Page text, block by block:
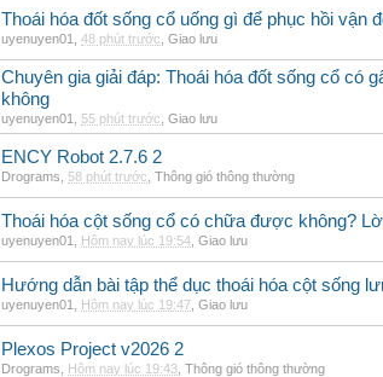
Thoái hóa đốt sống cổ uống gì để phục hồi vận
uyenuyen01 48 phút trước Giao lưu
Chuyên gia giải đáp: Thoái hóa đốt sống cổ có
không
uyenuyen01 55 phút trước Giao lưu
ENCY Robot 2.7.6 2
Drograms 58 phút trước Thông gió thông thường
Thoái hóa cột sống cổ có chữa được không?
uyenuyen01 Hôm nay lúc 19:54 Giao lưu
Hướng dẫn bài tập thể dục thoái hóa cột sống
uyenuyen01 Hôm nay lúc 19:47 Giao lưu
Plexos Project v2026 2
Drograms Hôm nay lúc 19:43 Thông gió thông thường